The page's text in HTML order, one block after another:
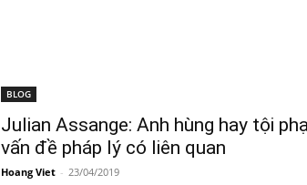
BLOG
Julian Assange: Anh hùng hay tội
vấn đề pháp lý có liên quan
Hoang Viet - 23/04/2019